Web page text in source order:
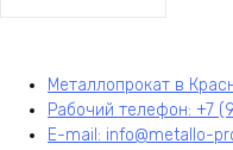
Металлопрокат в
Рабочий телефон: +7
E-mail: info@metallo-